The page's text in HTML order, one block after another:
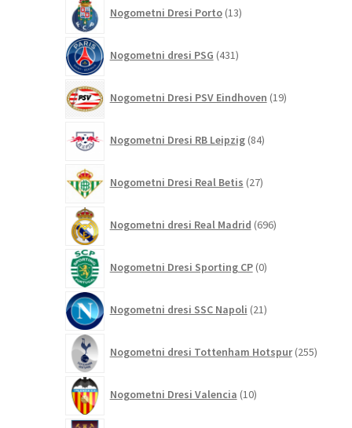
Nogometni Dresi Porto 13izdelkov
Nogometni dresi PSG 431izdelkov
Nogometni Dresi PSV Eindhoven 19izdelkov
Nogometni Dresi RB Leipzig 84izdelkov
Nogometni Dresi Real Betis 27izdelkov
Nogometni dresi Real Madrid 696izdelkov
Nogometni Dresi Sporting CP 0izdelkov
Nogometni dresi SSC Napoli 21izdelkov
Nogometni dresi Tottenham Hotspur 255
Nogometni Dresi Valencia 10izdelkov